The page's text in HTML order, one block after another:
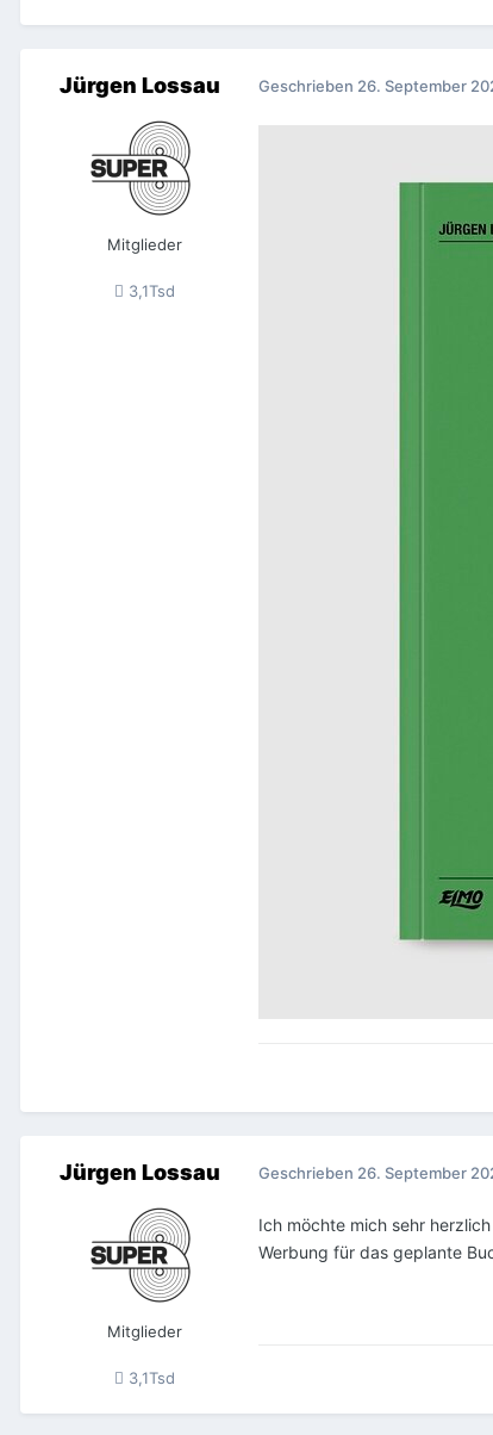
Jürgen Lossau
Mitglieder
3,1Tsd
Geschrieben 26. September
Jürgen Lossau
Mitglieder
3,1Tsd
Geschrieben 26. September
Ich möchte mich sehr
Werbung für das geplante